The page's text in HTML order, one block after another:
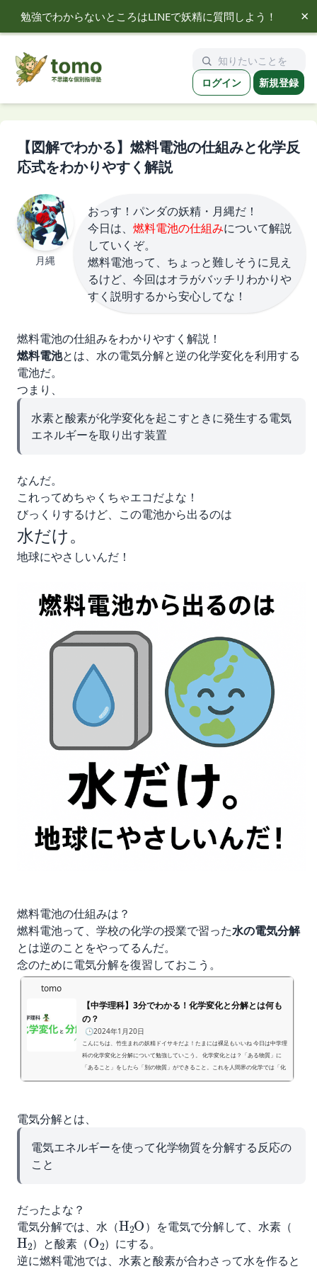
勉強でわからないところはLINEで妖精に質問しよう！ ×
tomo ログイン 新規登録
【図解でわかる】燃料電池の仕組みと化学反
応式をわかりやすく解説
月縄
おっす！パンダの妖精・月縄だ！
今日は、 燃料電池の仕組みについて解説
していくぞ。
燃料電池って、ちょっと難しそうに見え
るけど、今回はオラがバッチリわかりや
すく説明するから安心してな！
燃料電池の仕組みをわかりやすく解説！
燃料電池とは、水の電気分解と逆の化学変化を利用する
電池だ。
つまり、
水素と酸素が化学変化を起こすときに発生する電気
エネルギーを取り出す装置
なんだ。
これってめちゃくちゃエコだよな！
びっくりするけど、この電池から出るのは
水だけ。
地球にやさしいんだ！
燃料電池の仕組みは？
燃料電池って、学校の化学の授業で習った水の電気分解
とは逆のことをやってるんだ。
念のために電気分解を復習しておこう。
tomo
【中学理科】3分でわかる！化学変化と分解とは何も
の？
🕒️2024年1月20日
こんにちは、竹生まれの妖精ドイサキだよ！たまには裸足もいいね 今日は中学理
科の化学変化と分解について勉強していこう。 化学変化とは？「ある物質」に
「あること」をしたら「別の物質」ができること。これを人間界の化学では「化
電気分解とは、
電気エネルギーを使って化学物質を分解する反応の
こと
だったよな？
電気分解では、水（
H A2
）を電気で分解して、水素（
HA2
）と酸素（
OA 2
）にする。
逆に燃料電池では、水素と酸素が合わさって水を作ると